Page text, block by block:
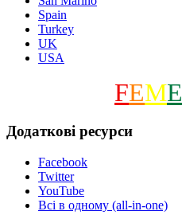
Spain
Turkey
UK
USA
FEME
Додаткові ресурси
Facebook
Twitter
YouTube
Всі в одному (all-in-one)